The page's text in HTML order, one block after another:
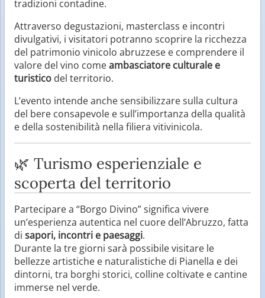
tradizioni contadine.
Attraverso degustazioni, masterclass e incontri
divulgativi, i visitatori potranno scoprire la ricchezza
del patrimonio vinicolo abruzzese e comprendere il
valore del vino comeambasciatore culturale e
turistico del territorio.
L’evento intende anche sensibilizzare sulla cultura
del bere consapevole e sull’importanza della qualità
e della sostenibilità nella filiera vitivinicola.
🌿 Turismo esperienziale e
scoperta del territorio
Partecipare a “Borgo Divino” significa vivere
un’esperienza autentica nel cuore dell’Abruzzo, fatta
di sapori, incontri e paesaggi.
Durante la tre giorni sarà possibile visitare le
bellezze artistiche e naturalistiche di Pianella e dei
dintorni, tra borghi storici, colline coltivate e cantine
immerse nel verde.